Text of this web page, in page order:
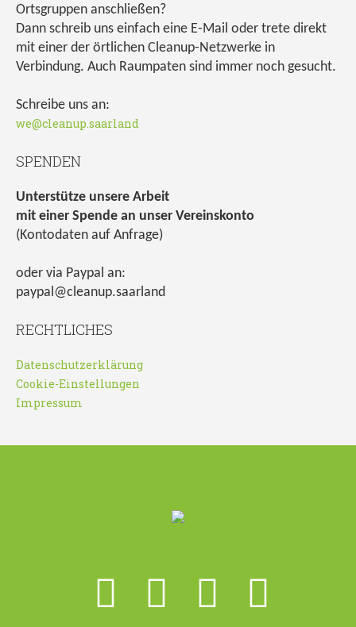
Ortsgruppen anschließen?
Dann schreib uns einfach eine E-Mail oder trete direkt
mit einer der örtlichen Cleanup-Netzwerke in
Verbindung. Auch Raumpaten sind immer noch gesucht.
Schreibe uns an:
we@cleanup.saarland
SPENDEN
Unterstütze unsere Arbeit
mit einer Spende an unser Vereinskonto
(Kontodaten auf Anfrage)
oder via Paypal an:
paypal@cleanup.saarland
RECHTLICHES
Datenschutzerklärung
Cookie-Einstellungen
Impressum